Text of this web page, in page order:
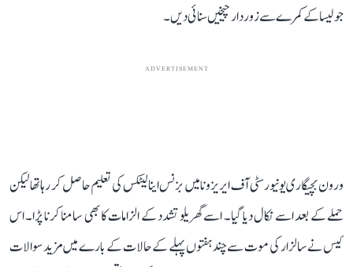
جولیسا کے کمرے سے زوردار چیخیں سنائی دیں۔
ADVERTISEMENT
ورون بچیگاری یونیورسٹی آف ایریزونا میں بزنس اینالیٹکس کی تعلیم حاصل کر رہا تھا لیکن
حملے کے بعد اسے نکال دیا گیا۔ اسے گھریلو تشدد کے الزامات کا بھی سامنا کرنا پڑا۔ اس
کیس نے سالزار کی موت سے چند ہفتوں پہلے کے حالات کے بارے میں مزید سوالات